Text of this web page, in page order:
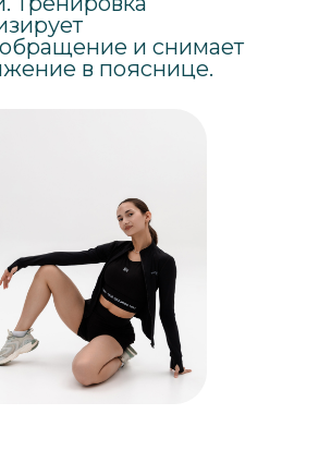
и снимает
в пояснице.